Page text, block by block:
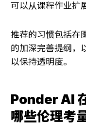
可以从课程作业扩
推荐的习惯包括在
的加深完善提纲，
以保持透明度。
Ponder AI
哪些伦理考